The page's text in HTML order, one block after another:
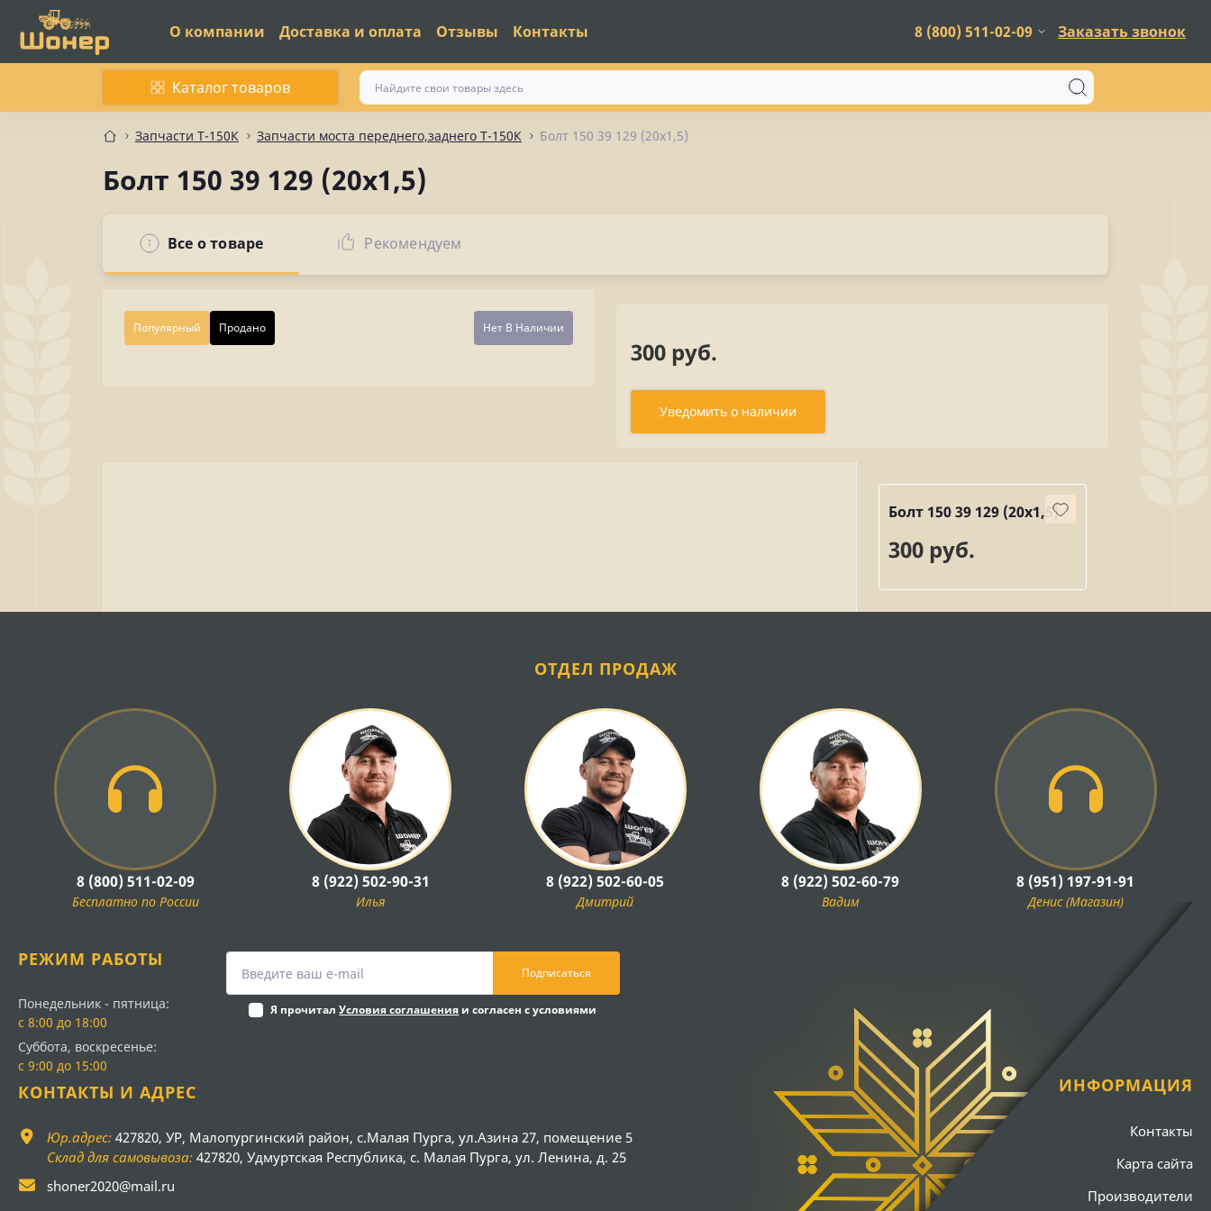
О компании Доставка и оплата Отзывы Контакты 8 (800) 511-02-09 Заказать звонок
Каталог товаров
Запчасти Т-150К Запчасти моста переднего,заднего Т-150К Болт 150 39 129 (20х1,5)
Болт 150 39 129 (20х1,5)
Все о товаре Рекомендуем
Популярный Продано Нет В Наличии
300 руб.
Уведомить о наличии
Болт 150 39 129 (20х1,5)
300 руб.
ОТДЕЛ ПРОДАЖ
8 (800) 511-02-09
Бесплатно по России
8 (922) 502-90-31
Илья
8 (922) 502-60-05
Дмитрий
8 (922) 502-60-79
Вадим
8 (951) 197-91-91
Денис (Магазин)
РЕЖИМ РАБОТЫ
Понедельник - пятница:
с 8:00 до 18:00
Суббота, воскресенье:
с 9:00 до 15:00
Подписаться
Я прочиталУсловия соглашения и согласен с условиями
КОНТАКТЫ И АДРЕС
Юр.адрес: 427820, УР, Малопургинский район, с.Малая Пурга, ул.Азина 27, помещение 5
Склад для самовывоза: 427820, Удмуртская Республика, с. Малая Пурга, ул. Ленина, д. 25
shoner2020@mail.ru
ИНФОРМАЦИЯ
Контакты
Карта сайта
Производители